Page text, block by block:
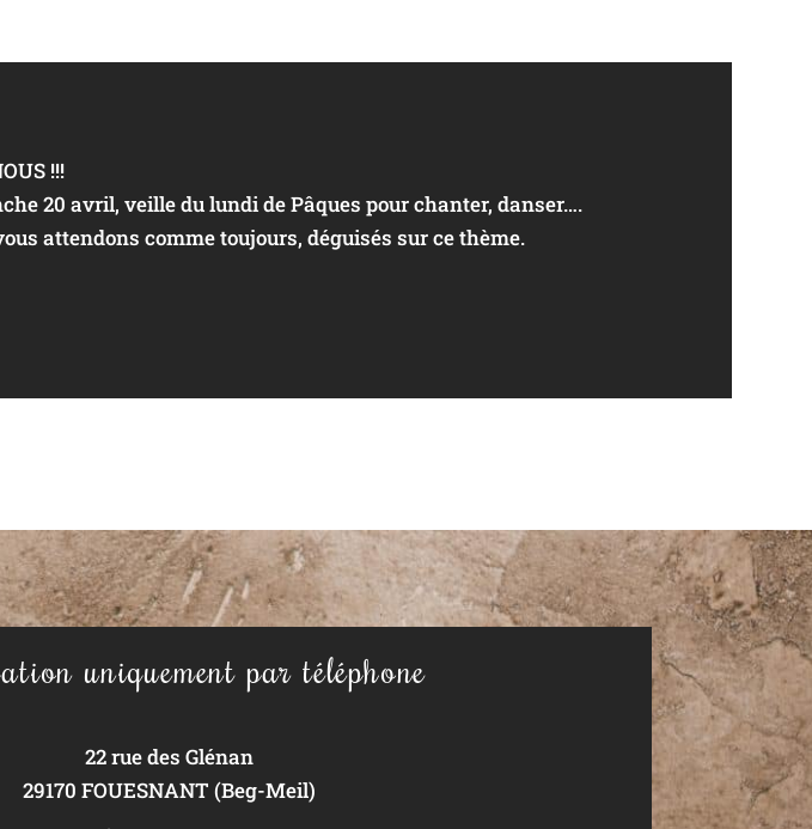
!!!
20 avril, veille du lundi de Pâques pour chanter, danser….
attendons comme toujours, déguisés sur ce thème.
uniquement par téléphone
22 rue des Glénan
29170 FOUESNANT (Beg-Meil)